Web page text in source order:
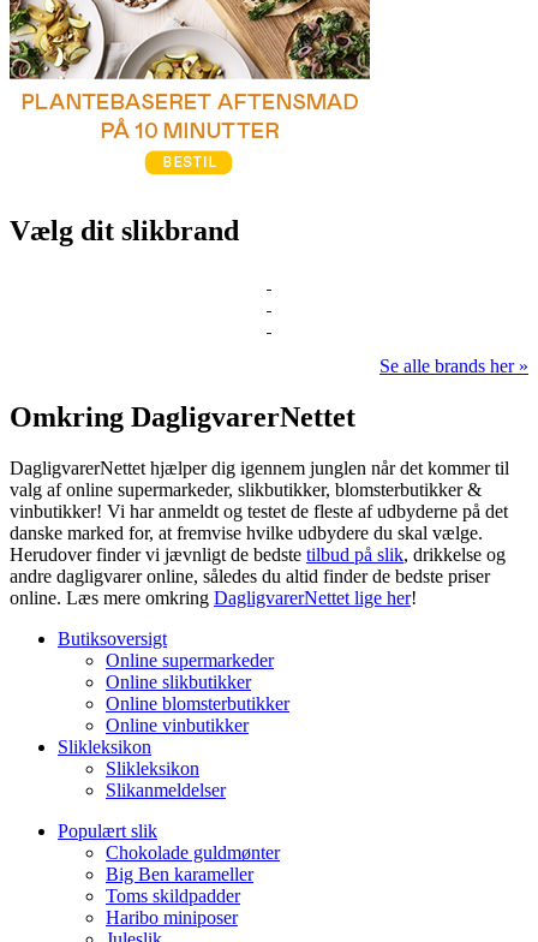
Vælg dit slikbrand
Se alle brands her »
Omkring DagligvarerNettet
DagligvarerNettet hjælper dig igennem junglen når det kommer til
valg af online supermarkeder, slikbutikker, blomsterbutikker &
vinbutikker! Vi har anmeldt og testet de fleste af udbyderne på det
danske marked for, at fremvise hvilke udbydere du skal vælge.
Herudover finder vi jævnligt de bedste tilbud på slik, drikkelse og
andre dagligvarer online, således du altid finder de bedste priser
online. Læs mere omkring DagligvarerNettet lige her!
Butiksoversigt
Online supermarkeder
Online slikbutikker
Online blomsterbutikker
Online vinbutikker
Slikleksikon
Slikleksikon
Slikanmeldelser
Populært slik
Chokolade guldmønter
Big Ben karameller
Toms skildpadder
Haribo miniposer